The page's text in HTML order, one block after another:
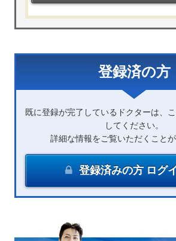
登録済の方
既に登録が完了しているドクターは、
してください。
詳細な情報をご覧いただくことが
登録済みの方 ログ